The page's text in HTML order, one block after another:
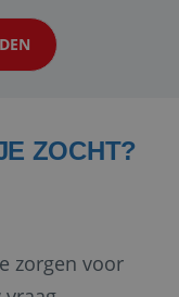
ZOCHT?
zorgen voor